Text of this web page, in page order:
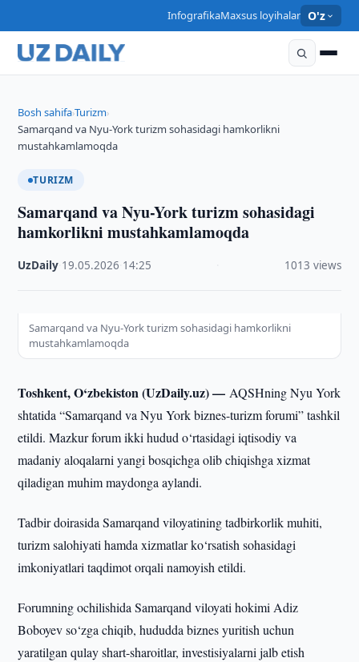
InfografikaMaxsus loyihalar O'z
Bosh sahifa›Turizm›
Samarqand va Nyu-York turizm sohasidagi hamkorlikni
mustahkamlamoqda
TURIZM
Samarqand va Nyu-York turizm sohasidagi
hamkorlikni mustahkamlamoqda
UzDaily 19.05.2026 14:25 1013 views
Samarqand va Nyu-York turizm sohasidagi hamkorlikni
mustahkamlamoqda
Toshkent, O‘zbekiston (UzDaily.uz) —AQSHning Nyu York
shtatida “Samarqand va Nyu York biznes-turizm forumi” tashkil
etildi. Mazkur forum ikki hudud o‘rtasidagi iqtisodiy va
madaniy aloqalarni yangi bosqichga olib chiqishga xizmat
qiladigan muhim maydonga aylandi.
Tadbir doirasida Samarqand viloyatining tadbirkorlik muhiti,
turizm salohiyati hamda xizmatlar ko‘rsatish sohasidagi
imkoniyatlari taqdimot orqali namoyish etildi.
Forumning ochilishida Samarqand viloyati hokimi Adiz
Boboyev so‘zga chiqib, hududda biznes yuritish uchun
yaratilgan qulay shart-sharoitlar, investisiyalarni jalb etish